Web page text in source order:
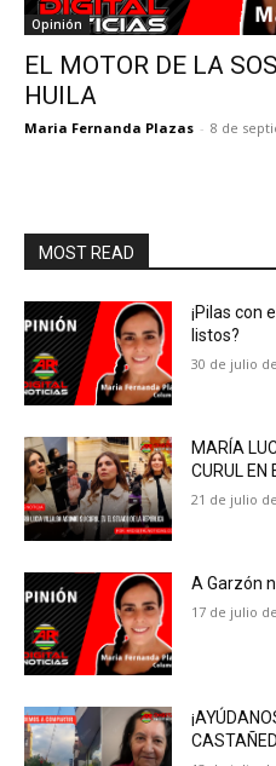
Opinión
EL MOTOR DE LA
HUILA
Maria Fernanda Plazas - 8 de
MOST READ
¡Pilas con
listos?
30 de julio
MARÍA
CURUL EN
21 de julio
A Garzón
17 de julio